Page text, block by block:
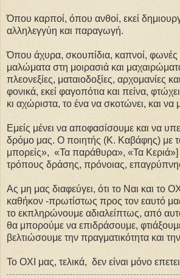
Όπου καρποί, όπου ανθοί, εκεί
αλληλεγγύη και παραγωγή.
Όπου άχυρα, σκουπίδια, καπνοί, φωνές
μαλώματα στη μοιρασιά και
πλεονεξίες, ματαιοδοξίες, αρχομανίες
φονικά, εκεί φαγοπότια και πείνα,
κι αχώριστα, το ένα να σκοτώνει, και να
Εμείς μένει να αποφασίσουμε και να
δρόμο μας. Ο ποιητής (Κ. Καβάφης) με
μπορείς», «Τα παράθυρα», «Τα Κεριά»]
τρόπους δράσης, πρόνοιας,
Ας μη μας διαφεύγει, ότι το Ναι και το
καθήκον -πρωτίστως προς τον εαυτό
το εκπληρώνουμε αδιαλείπτως, από
θα μπορούμε να επιδράσουμε,
βελτιώσουμε την πραγματικότητα και
Το ΟΧΙ μας, τελικά, δεν είναι μόνο